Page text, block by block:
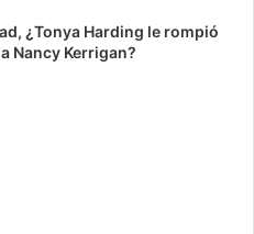
¿Tonya Harding le rompió
Nancy Kerrigan?